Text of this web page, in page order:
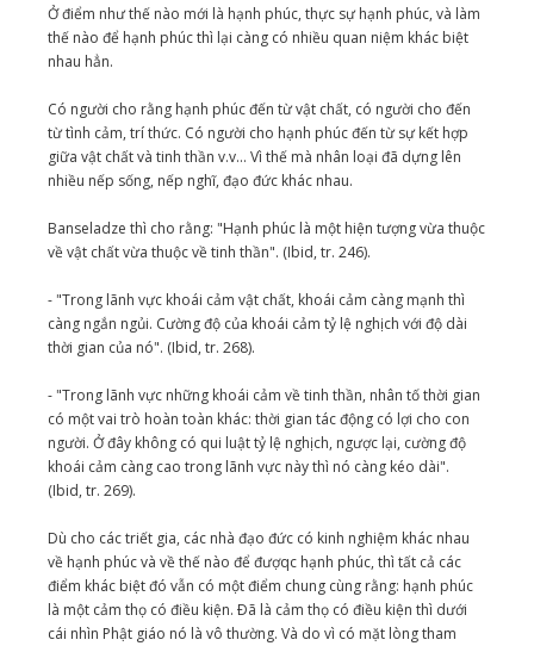
Ở điểm như thế nào mới là hạnh phúc, thực sự hạnh phúc, và làm
thế nào để hạnh phúc thì lại càng có nhiều quan niệm khác biệt
nhau hẳn.
Có người cho rằng hạnh phúc đến từ vật chất, có người cho đến
từ tình cảm, trí thức. Có người cho hạnh phúc đến từ sự kết hợp
giữa vật chất và tinh thần v.v... Vì thế mà nhân loại đã dựng lên
nhiều nếp sống, nếp nghĩ, đạo đức khác nhau.
Banseladze thì cho rằng: "Hạnh phúc là một hiện tượng vừa thuộc
về vật chất vừa thuộc về tinh thần". (Ibid, tr. 246).
- "Trong lãnh vực khoái cảm vật chất, khoái cảm càng mạnh thì
càng ngắn ngủi. Cường độ của khoái cảm tỷ lệ nghịch với độ dài
thời gian của nó". (Ibid, tr. 268).
- "Trong lãnh vực những khoái cảm về tinh thần, nhân tố thời gian
có một vai trò hoàn toàn khác: thời gian tác động có lợi cho con
người. Ở đây không có qui luật tỷ lệ nghịch, ngược lại, cường độ
khoái cảm càng cao trong lãnh vực này thì nó càng kéo dài".
(Ibid, tr. 269).
Dù cho các triết gia, các nhà đạo đức có kinh nghiệm khác nhau
về hạnh phúc và về thế nào để đượqc hạnh phúc, thì tất cả các
điểm khác biệt đó vẫn có một điểm chung cùng rằng: hạnh phúc
là một cảm thọ có điều kiện. Ðã là cảm thọ có điều kiện thì dưới
cái nhìn Phật giáo nó là vô thường. Và do vì có mặt lòng tham